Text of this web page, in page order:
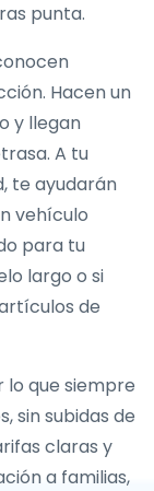
punta.
Hacen un
y llegan
A tu
te ayudarán
vehículo
para tu
largo o si
de
que siempre
sin subidas de
claras y
a familias,